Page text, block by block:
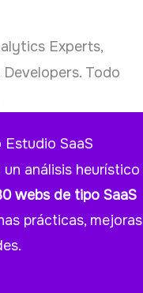
Experts,
Todo
SaaS
análisis heurístico
webs de tipo SaaS
prácticas, mejoras